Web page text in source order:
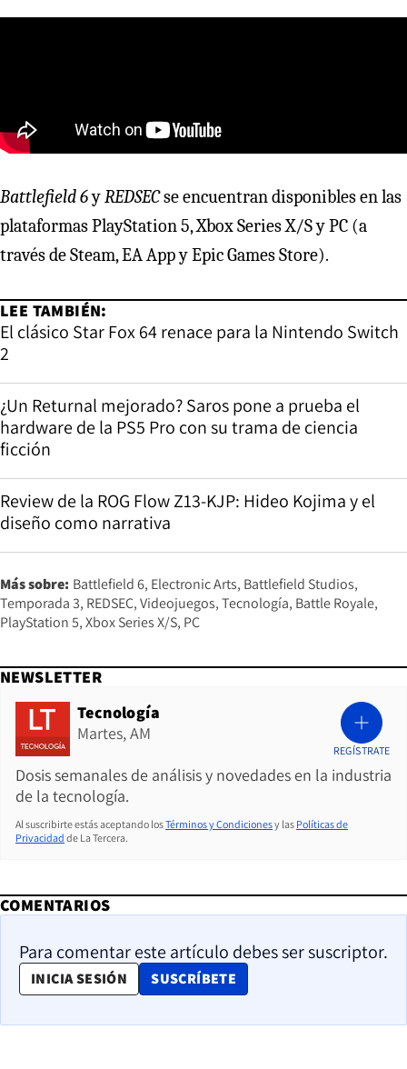
Battlefield 6yREDSECse encuentran disponibles en las
plataformas PlayStation 5, Xbox Series X/S y PC (a
través de Steam, EA App y Epic Games Store).
LEE TAMBIÉN:
El clásico Star Fox 64 renace para la Nintendo Switch
2
¿Un Returnal mejorado? Saros pone a prueba el
hardware de la PS5 Pro con su trama de ciencia
ficción
Review de la ROG Flow Z13-KJP: Hideo Kojima y el
diseño como narrativa
Más sobre: Battlefield 6 Electronic Arts Battlefield Studios
Temporada 3 REDSEC Videojuegos Tecnología Battle Royale
PlayStation 5 Xbox Series X/S PC
NEWSLETTER
Tecnología
Martes, AM
Dosis semanales de análisis y novedades en la industria
de la tecnología.
REGÍSTRATE
Al suscribirte estás aceptando losTérminos y Condicionesy las Políticas de
Privacidad de La Tercera.
COMENTARIOS
Para comentar este artículo debes ser suscriptor.
INICIA SESIÓN SUSCRÍBETE
OPENS IN NEW WINDOW